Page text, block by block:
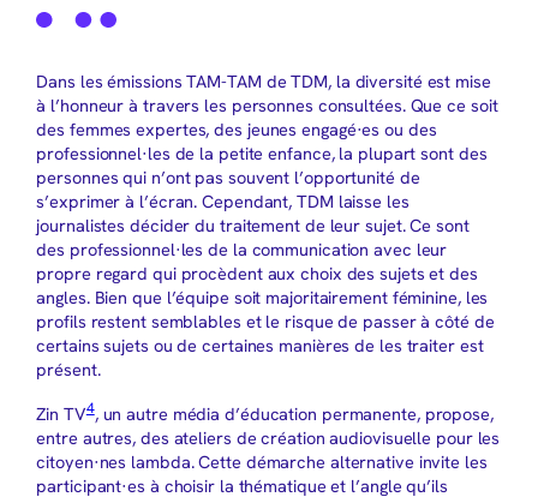
Dans les émissions TAM-TAM de TDM, la diversité est mise
à l’honneur à travers les personnes consultées. Que ce soit
des femmes expertes, des jeunes engagé·es ou des
professionnel·les de la petite enfance, la plupart sont des
personnes qui n’ont pas souvent l’opportunité de
s’exprimer à l’écran. Cependant, TDM laisse les
journalistes décider du traitement de leur sujet. Ce sont
des professionnel·les de la communication avec leur
propre regard qui procèdent aux choix des sujets et des
angles. Bien que l’équipe soit majoritairement féminine, les
profils restent semblables et le risque de passer à côté de
certains sujets ou de certaines manières de les traiter est
présent.
Zin TV4, un autre média d’éducation permanente, propose,
entre autres, des ateliers de création audiovisuelle pour les
citoyen·nes lambda. Cette démarche alternative invite les
participant·es à choisir la thématique et l’angle qu’ils